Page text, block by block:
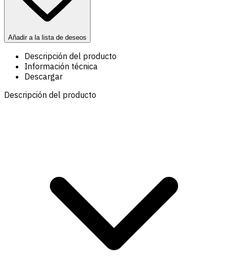
Añadir a la lista de deseos
Descripción del producto
Información técnica
Descargar
Descripción del producto